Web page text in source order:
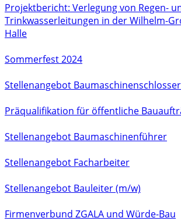
Projektbericht: Verlegung von Regen-
Trinkwasserleitungen in der Wilhelm-
Halle
Sommerfest 2024
Stellenangebot
Präqualifikation für öffentliche
Stellenangebot Baumaschinenführer
Stellenangebot Facharbeiter
Stellenangebot Bauleiter (m/w)
Firmenverbund ZGALA und Würde-Bau